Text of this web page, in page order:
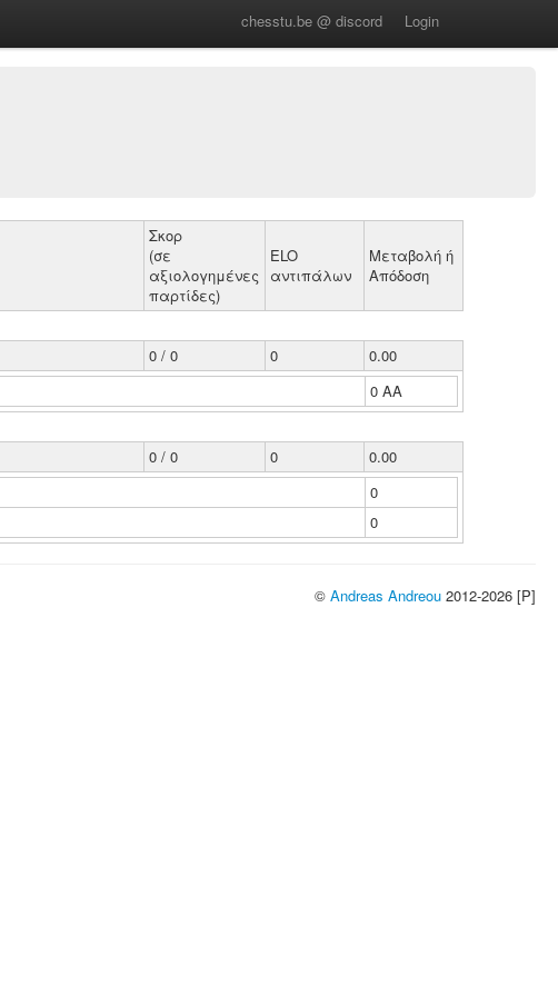
chesstu.be @ discord Login
Σκορ
(σε
αξιολογημένες
παρτίδες)
ELO
αντιπάλων
Μεταβολή ή
Απόδοση
0 / 0 0
0.00
0 ΑΑ
0 / 0 0
0.00
0
0
© Andreas Andreou 2012-2026 [P]